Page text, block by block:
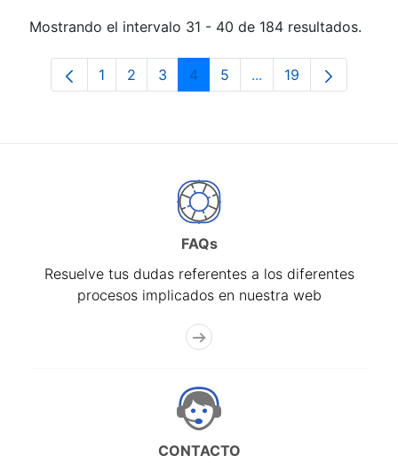
Mostrando el intervalo 31 - 40 de 184 resultados.
Página
1 Página
2 Página
3 Página
4 Página
5 ...Páginas intermedias
Página
19
FAQs
Resuelve tus dudas referentes a los diferentes
procesos implicados en nuestra web
CONTACTO